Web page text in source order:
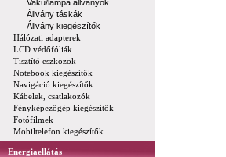
Vaku/lámpa állványok
Állvány táskák
Állvány kiegészítők
Hálózati adapterek
LCD védőfóliák
Tisztító eszközök
Notebook kiegészítők
Navigáció kiegészítők
Kábelek, csatlakozók
Fényképezőgép kiegészítők
Fotófilmek
Mobiltelefon kiegészítők
Energiaellátás